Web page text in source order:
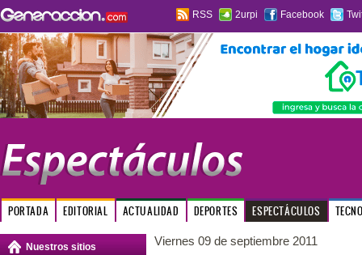
RSS 2urpi Facebook
PORTADA EDITORIAL ACTUALIDAD DEPORTES ESPECTÁCULOS
Nuestros sitios Viernes 09 de septiembre 2011